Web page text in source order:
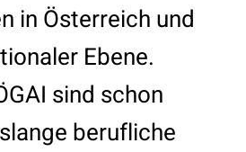
in Österreich und
Ebene.
sind schon
berufliche